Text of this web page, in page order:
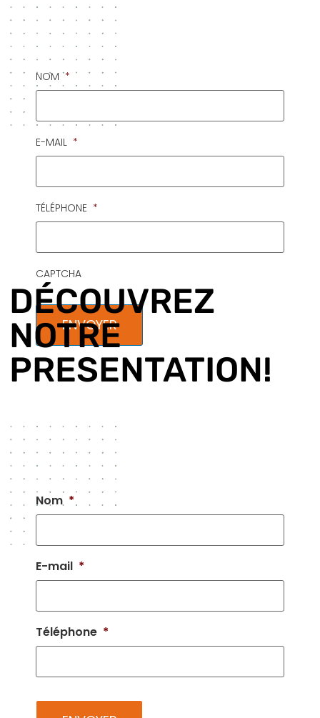
NOM *
E-MAIL *
TÉLÉPHONE *
CAPTCHA
DÉCOUVREZ
NOTRE
PRESENTATION!
Nom *
E-mail *
Téléphone *